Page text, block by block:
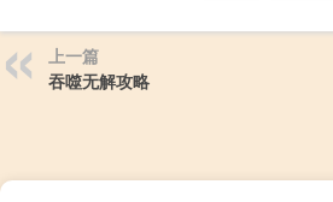
上一篇
吞噬无解攻略